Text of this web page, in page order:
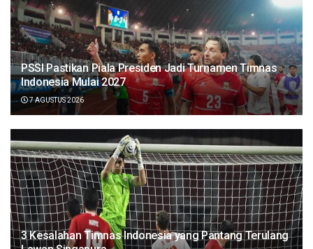
PSSI Pastikan Piala Presiden Jadi Turnamen Timnas
Indonesia Mulai 2027
7 AGUSTUS 2026
3 Kesalahan Timnas Indonesia yang Pantang Terulang